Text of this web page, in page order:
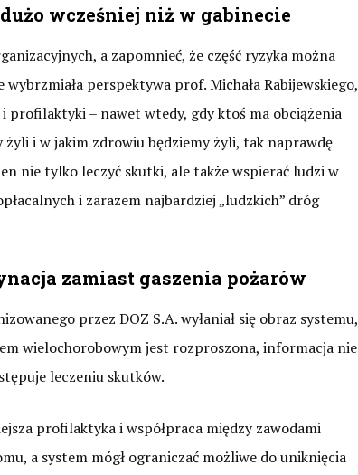
wcześniej niż w gabinecie
a zapomnieć, że część ryzyka można
perspektywa prof. Michała Rabijewskiego,
profilaktyki – nawet wtedy, gdy ktoś ma obciążenia
żyli i w jakim zdrowiu będziemy żyli, tak naprawdę
nie tylko leczyć skutki, ale także wspierać ludzi w
i zarazem najbardziej „ludzkich” dróg
zamiast gaszenia pożarów
przez DOZ S.A. wyłaniał się obraz systemu,
wielochorobowym jest rozproszona, informacja nie
leczeniu skutków.
profilaktyka i współpraca między zawodami
a system mógł ograniczać możliwe do uniknięcia